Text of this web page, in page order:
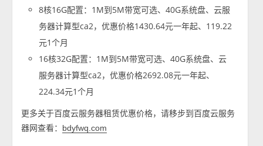
8核16G配置：1M到5M带宽可选、40G系统盘、云服
务器计算型ca2，优惠价格1430.64元一年起、119.22
元1个月
16核32G配置：1M到5M带宽可选、40G系统盘、云
服务器计算型ca2，优惠价格2692.08元一年起、
224.34元1个月
更多关于百度云服务器租赁优惠价格，请移步到百度云服务
器网查看：
bdyfwq.com